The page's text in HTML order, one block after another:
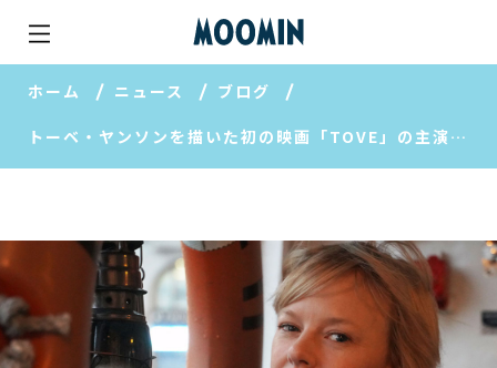
ホーム ニュース ブログ
トーベ・ヤンソンを描いた初の映画「TOVE」の主演とナショナル・プレミアが発表！